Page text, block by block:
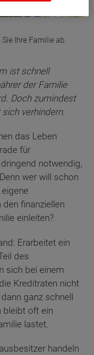
Ihre Familie ab.
ist schnell
der Familie
Doch zumindest
verhindern.
das Leben
für
notwendig,
wer will schon
finanziellen
einleiten?
Erarbeitet ein
des
sich bei einem
Kreditraten nicht
ganz schnell
bleibt oft ein
lastet.
handeln